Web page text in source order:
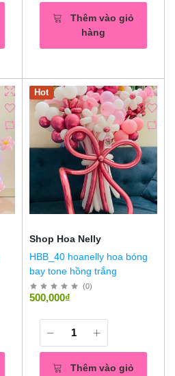
Thêm vào giỏ
hàng
Hot
Shop Hoa Nelly
HBB_40 hoanelly hoa bóng
bay tone hồng trắng
(0)
500,000₫
Thêm vào giỏ